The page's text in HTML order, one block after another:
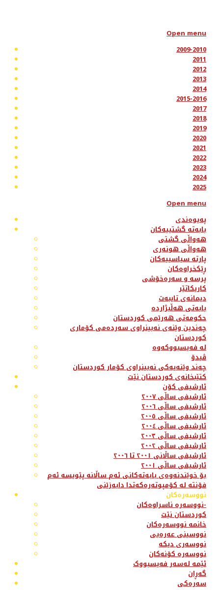
Open menu
2009-2010
2011
2012
2013
2014
2015-2016
2017
2018
2019
2020
2021
2022
2023
2024
2025
Open menu
پەیوەندی
بابەتە گشتییەکان
هەواڵی گشتی
هەواڵی هونەری
پارتە سیاسییەکان
ڕێکخراوەکان
پرسە و سەرەخۆشی
کاریکاتێر
دیمانەی تایبەت
بابەتی هەڵبژاردە
حکومەتی هەرێمی کوردستان
چەندین وێنەی نەبینراوی سەردەمی کۆماری
کوردستان
لە فەیسبووکەوە
ڤیدۆ
چەند وێنەیەکی نەبینراوی کۆمار کوردستان
کتێبخانەی کوردستان نێت
ئارشیفی کۆن
ئارشیفی ساڵی ٢٠٠٧
ئارشیفی ساڵی ٢٠٠٦
ئارشیفی ساڵی ٢٠٠٥
ئارشیفی ساڵی ٢٠٠٤
ئارشیفی ساڵی ٢٠٠٣
ئارشیفی ساڵی ٢٠٠٢
ئارشیفی ساڵانی ٢٠٠١ تا ٢٠٠٦
ئارشیفی ساڵی ٢٠٠١
بۆ خوێندنەوەی بابەتەکانی ئەم ساڵانە پێویسە ئەم
فۆنتە لە کۆمپوتەرەکەتدا دابەزێنی
نووسەرەکان
نووسەرە ناسراوەکان-
کوردستان نێت
خانمە نووسەرەکان
نووسینی عەرەبی
نووسەری دیکە
نووسەرە کۆنەکان
ئێمە لەسەر فەیسبووک
گەڕان
سەرەکی